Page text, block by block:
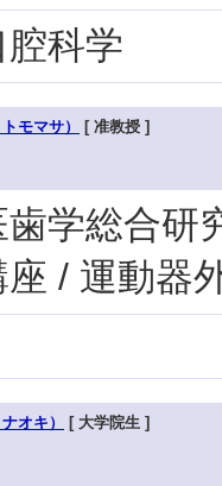
科学
モマサ） [ 准教授 ]
歯学総合研
/ 運動器
オキ） [ 大学院生 ]